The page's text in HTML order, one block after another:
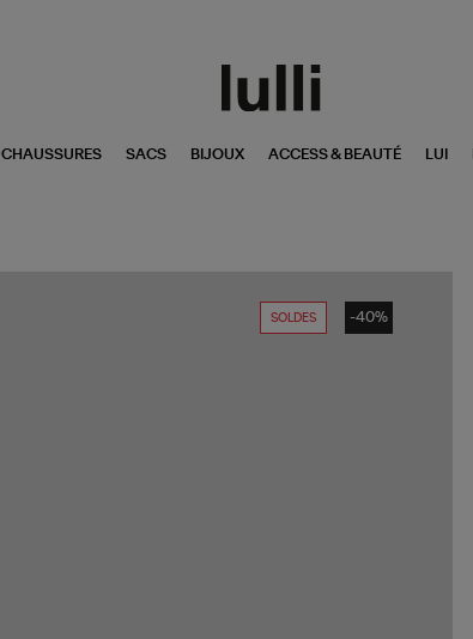
CHAUSSURES SACS BIJOUX ACCESS & BEAUTÉ LUI
SOLDES -40%